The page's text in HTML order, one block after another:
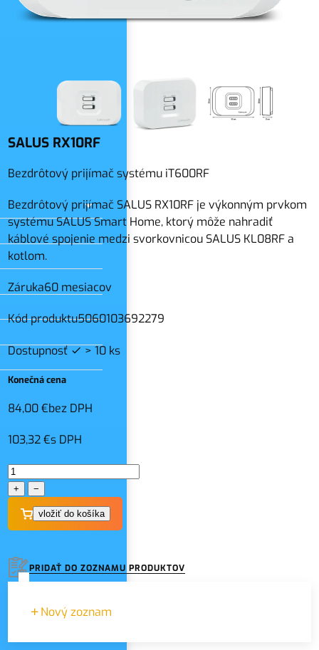
SALUS RX10RF
Bezdrôtový prijímač systému iT600RF
Bezdrôtový prijímač SALUS RX10RF je výkonným prvkom
systému SALUS Smart Home, ktorý môže nahradiť
káblové spojenie medzi svorkovnicou SALUS KL08RF a
kotlom.
Záruka60 mesiacov
Kód produktu5060103692279
Dostupnosť > 10 ks
Konečná cena
84,00 €bez DPH
103,32 €s DPH
+ −
PRIDAŤ DO ZOZNAMU PRODUKTOV
Nový zoznam
Názov zoznamu